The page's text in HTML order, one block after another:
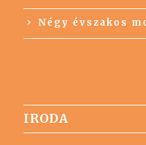
Négy évszakos
IRODA